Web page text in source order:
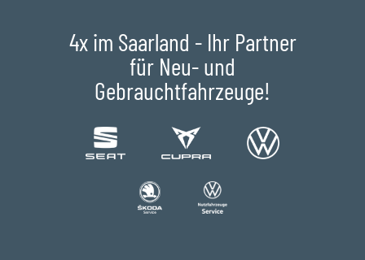
4x im Saarland - Ihr Partner
für Neu- und
Gebrauchtfahrzeuge!